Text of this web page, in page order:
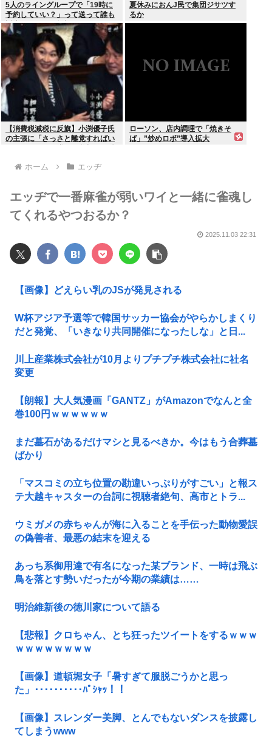
5人のライングループで「19時に
予約していい？」って送って誰も
返事しないから無視でいいよね？
夏休みにおんJ民で集団ジサツす
るか
【消費税減税に反旗】小渕優子氏
の主張に「さっさと離党すればい
ローソン、店内調理で「焼きそ
ば」”炒めロボ”導入拡大
ホーム エッヂ
エッヂで一番麻雀が弱いワイと一緒に雀魂し
てくれるやつおるか？
2025.11.03 22:31
【画像】どえらい乳のJSが発見される
W杯アジア予選等で韓国サッカー協会がやらかしまくり
だと発覚、「いきなり共同開催になったしな」と日...
川上産業株式会社が10月よりプチプチ株式会社に社名
変更
【朗報】大人気漫画「GANTZ」がAmazonでなんと全
巻100円ｗｗｗｗｗｗ
まだ墓石があるだけマシと見るべきか。今はもう合葬墓
ばかり
「マスコミの立ち位置の勘違いっぷりがすごい」と報ス
テ大越キャスターの台詞に視聴者絶句、高市とトラ...
ウミガメの赤ちゃんが海に入ることを手伝った動物愛誤
の偽善者、最悪の結末を迎える
あっち系御用達で有名になった某ブランド、一時は飛ぶ
鳥を落とす勢いだったが今期の業績は……
明治維新後の徳川家について語る
【悲報】クロちゃん、とち狂ったツイートをするｗｗｗ
ｗｗｗｗｗｗｗｗ
【画像】道頓堀女子「暑すぎて服脱ごうかと思っ
た」･･････････ﾊﾟｼｬｯ！！
【画像】スレンダー美脚、とんでもないダンスを披露し
てしまうwww